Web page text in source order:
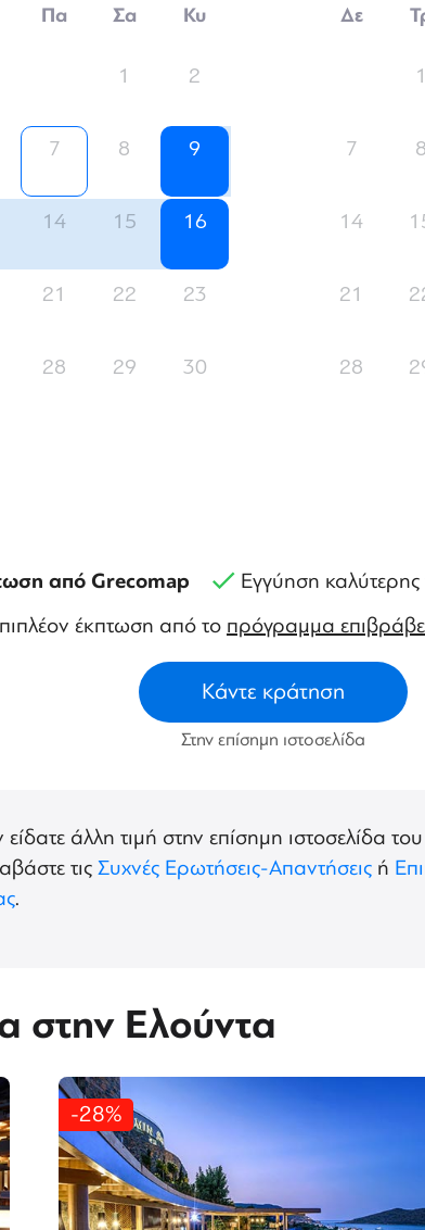
Πα Σα Κυ
1 2
7 8 9
14 15 16
21 22 23
28 29 30
Δε
1
7 8
14
21
28
από Grecomap Εγγύηση καλύτερης
έκπτωση από τοπρόγραμμα
Κάντε κράτηση
Στην επίσημη ιστοσελίδα
είδατε άλλη τιμή στην επίσημη ιστοσελίδα
τιςΣυχνές Ερωτήσεις-Απαντήσεις ή
.
στην Ελούντα
-28%